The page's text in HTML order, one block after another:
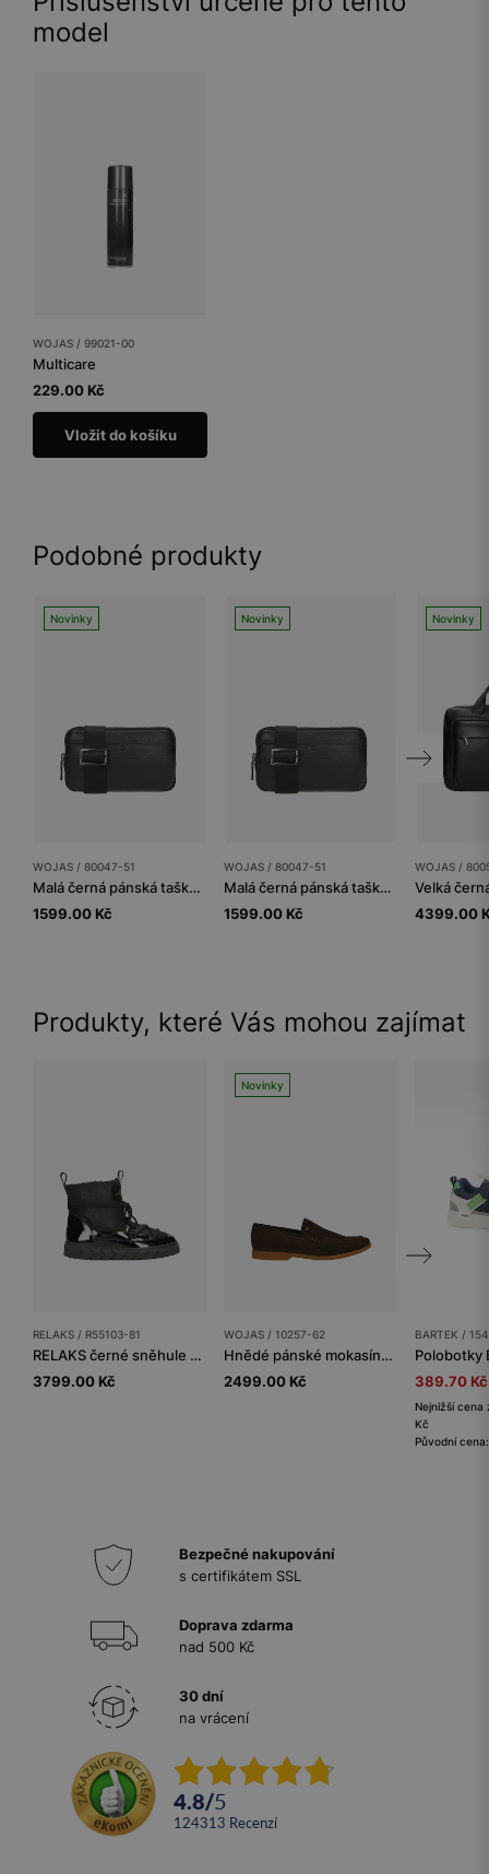
model
WOJAS / 99021-00
Multicare
229.00 Kč
Vložit do košíku
Podobné produkty
Novinky
WOJAS / 80047-51
Malá černá pánská taška z hladké kůže
1599.00 Kč
Novinky
WOJAS / 80047-51
Malá černá pánská taška z hladké kůže
1599.00 Kč
Novinky
WOJAS /
4399.00
Produkty, které Vás mohou zajímat
RELAKS / R55103-81
RELAKS černé sněhule se zlatými detaily
3799.00 Kč
Novinky
WOJAS / 10257-62
Hnědé pánské mokasíny z velurové štípané kůže
2499.00 Kč
BARTEK /
389.70 Kč
Nejnižší cena
Kč
Původní
Bezpečné nakupování
s certifikátem SSL
Doprava zdarma
nad 500 Kč
30 dní
na vrácení
4.8/5
124313 recenzí